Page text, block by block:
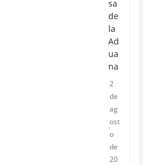
sa
de
la
Ad
ua
na
2
de
ag
ost
o
de
20